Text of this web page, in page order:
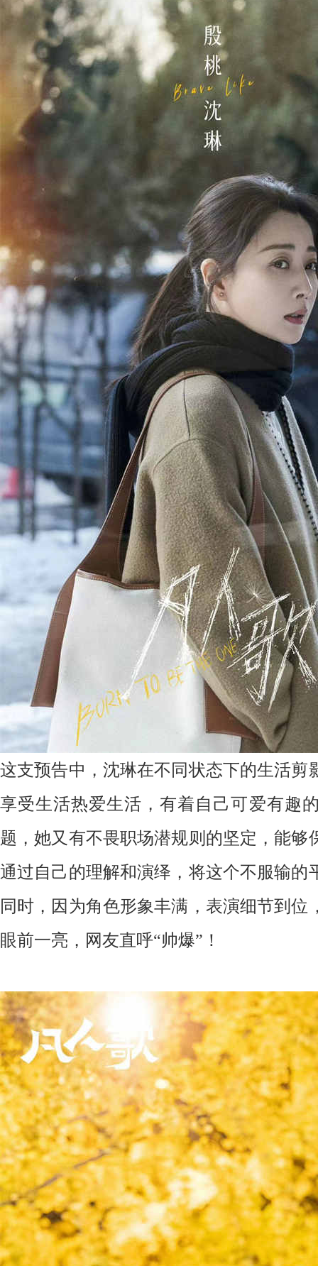
这支预告中，沈琳在不同状态下的生活剪
享受生活热爱生活，有着自己可爱有趣
题，她又有不畏职场潜规则的坚定，能够
通过自己的理解和演绎，将这个不服输的
同时，因为角色形象丰满，表演细节到位
眼前一亮，网友直呼“帅爆”！